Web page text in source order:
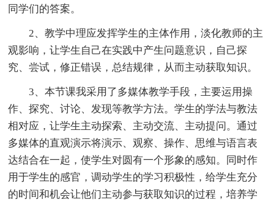
同学们的答案。
2、教学中理应发挥学生的主体作用，淡化教师的主
观影响，让学生自己在实践中产生问题意识，自己探
究、尝试，修正错误，总结规律，从而主动获取知识。
3、本节课我采用了多媒体教学手段，主要运用操
作、探究、讨论、发现等教学方法。学生的学法与教法
相对应，让学生主动探索、主动交流、主动提问。通过
多媒体的直观演示将演示、观察、操作、思维与语言表
达结合在一起，使学生对圆有一个形象的感知。同时作
用于学生的感官，调动学生的学习积极性，给学生充分
的时间和机会让他们主动参与获取知识的过程，培养学